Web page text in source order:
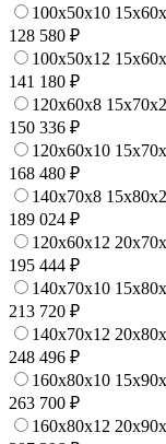
100x50x10
128 580 ₽
100x50x12
141 180 ₽
120x60x8
150 336 ₽
120x60x10
168 480 ₽
140x70x8
189 024 ₽
120x60x12
195 444 ₽
140x70x10
213 720 ₽
140x70x12
248 496 ₽
160x80x10
263 700 ₽
160x80x12